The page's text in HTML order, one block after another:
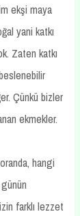
ekşi maya
yani katkı
Zaten katkı
Çünkü bizler
ekmekler.
hangi
farklı lezzet